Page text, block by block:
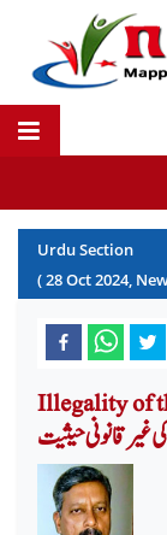
Urdu Section
(28Oct2024,
Illegality of
غیر قانونی حیثیت